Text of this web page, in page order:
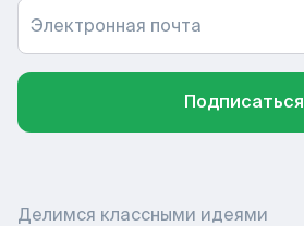
Электронная почта
Подписаться
Делимся классными идеями